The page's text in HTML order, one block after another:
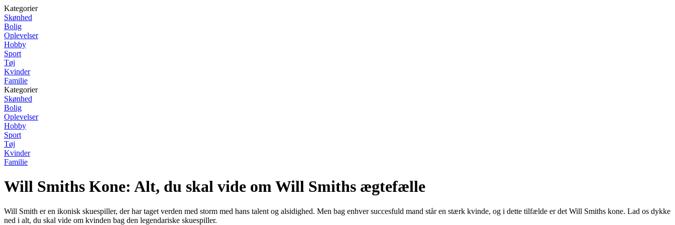
Kategorier
Skønhed
Bolig
Oplevelser
Hobby
Sport
Tøj
Kvinder
Familie
Kategorier
Skønhed
Bolig
Oplevelser
Hobby
Sport
Tøj
Kvinder
Familie
Will Smiths Kone: Alt, du skal vide om Will Smiths ægtefælle
Will Smith er en ikonisk skuespiller, der har taget verden med storm med hans talent og alsidighed. Men bag enhver succesfuld mand står en stærk kvinde, og i dette tilfælde er det Will Smiths kone. Lad os dykke
ned i alt, du skal vide om kvinden bag den legendariske skuespiller.